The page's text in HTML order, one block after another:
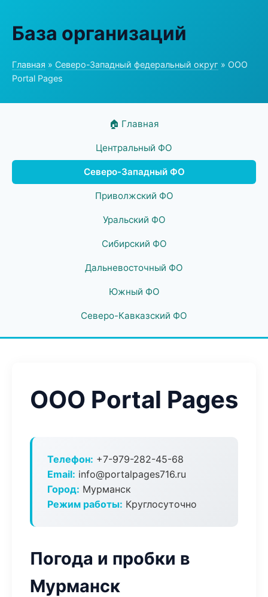
База организаций
Главная » Северо-Западный федеральный округ » ООО
Portal Pages
🏠 Главная
Центральный ФО
Северо-Западный ФО
Приволжский ФО
Уральский ФО
Сибирский ФО
Дальневосточный ФО
Южный ФО
Северо-Кавказский ФО
ООО Portal Pages
Телефон: +7-979-282-45-68
Email: info@portalpages716.ru
Город: Мурманск
Режим работы: Круглосуточно
Погода и пробки в
Мурманск